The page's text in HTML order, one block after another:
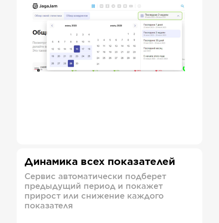
Динамика всех показателей
Сервис автоматически подберет
предыдущий период и покажет
прирост или снижение каждого
показателя